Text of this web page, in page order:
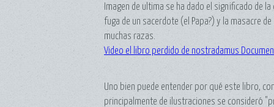
Imagen de ultima se ha dado el significado de la
fuga de un sacerdote (el Papa?) y la masacre
muchas razas.
Video el libro perdido de nostradamus
Uno bien puede entender por qué este libro,
principalmente de ilustraciones se consideró